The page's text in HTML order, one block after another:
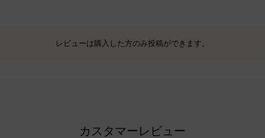
レビューは購入した方のみ投稿ができます。
カスタマーレビュー